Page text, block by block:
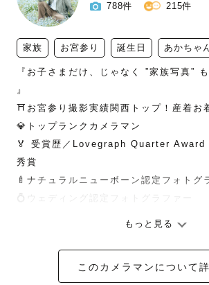
788件 215件
家族 お宮参り 誕生日 あかちゃ
『お子さまだけ、じゃなく ”家族写真”
』
⛩お宮参り撮影実績関西トップ！産着お
💎トップランクカメラマン
🏅 受賞歴／Lovegraph Quarter Award
秀賞
🍼ナチュラルニューボーン認定フォトグ
💍ウェディング認定フォトグラファー
これまで700組以上のご家族やカップル
もっと見る
このカメラマンについて詳